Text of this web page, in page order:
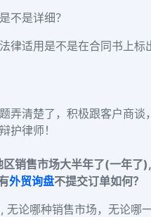
是不是详细？
律适用是不是在合同书上标
弄清楚了，积极跟客户商谈
护律师！
销售市场大半年了(一年了
外贸询盘不提交订单如何？
无论哪种销售市场，无论哪